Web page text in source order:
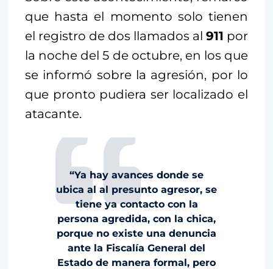
que hasta el momento solo tienen
el registro de dos llamados al 911 por
la noche del 5 de octubre, en los que
se informó sobre la agresión, por lo
que pronto pudiera ser localizado el
atacante.
“Ya hay avances donde se
ubica al al presunto agresor, se
tiene ya contacto con la
persona agredida, con la chica,
porque no existe una denuncia
ante la Fiscalía General del
Estado de manera formal, pero